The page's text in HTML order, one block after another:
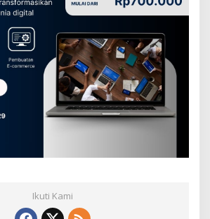
Ikuti Kami